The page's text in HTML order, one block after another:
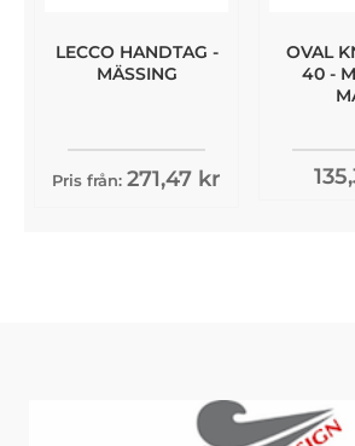
LECCO HANDTAG -
MÄSSING
Pris från: 271,47 kr
OVAL
40 -